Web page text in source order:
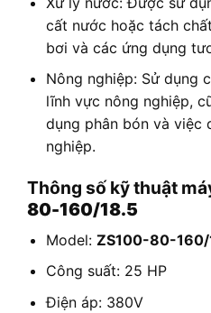
cất nước hoặc tách
bơi và các ứng dụng
Nông nghiệp: Sử dụng
lĩnh vực nông nghiệp,
dụng phân bón và việc
nghiệp.
Thông số kỹ thuật
80-160/18.5
Model: ZS100-80-160/
Công suất: 25 HP
Điện áp: 380V